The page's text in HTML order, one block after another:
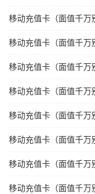
移动充值卡（面值千万
移动充值卡（面值千万
移动充值卡（面值千万
移动充值卡（面值千万
移动充值卡（面值千万
移动充值卡（面值千万
移动充值卡（面值千万
移动充值卡（面值千万